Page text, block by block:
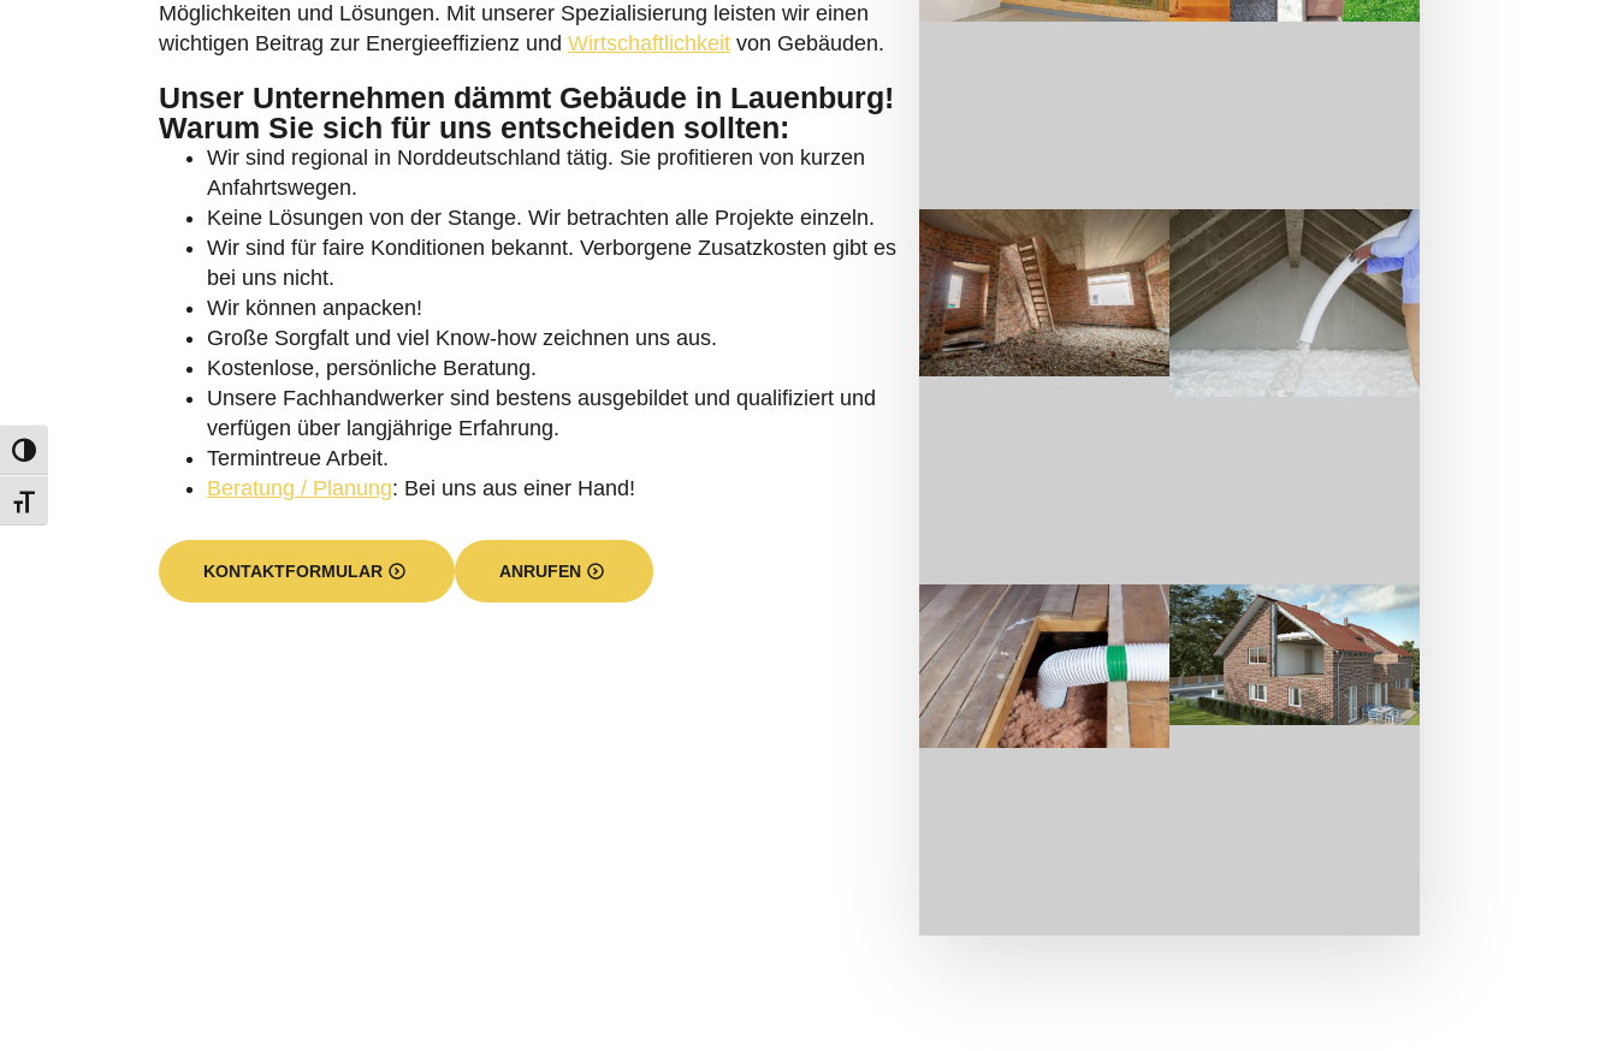
Umschalten auf hohe Kontraste
Möglichkeiten und Lösungen. Mit unserer Spezialisierung leisten wir einen
wichtigen Beitrag zur Energieeffizienz und Wirtschaftlichkeit von Gebäuden.
Unser Unternehmen dämmt Gebäude in Lauenburg!
Warum Sie sich für uns entscheiden sollten:
Wir sind regional in Norddeutschland tätig. Sie profitieren von kurzen
Anfahrtswegen.
Keine Lösungen von der Stange. Wir betrachten alle Projekte einzeln.
Wir sind für faire Konditionen bekannt. Verborgene Zusatzkosten gibt es
bei uns nicht.
Wir können anpacken!
Große Sorgfalt und viel Know-how zeichnen uns aus.
Kostenlose, persönliche Beratung.
Unsere Fachhandwerker sind bestens ausgebildet und qualifiziert und
verfügen über langjährige Erfahrung.
Termintreue Arbeit.
Beratung / Planung: Bei uns aus einer Hand!
KONTAKTFORMULAR ANRUFEN